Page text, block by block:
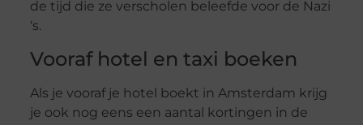
de tijd die ze verscholen beleefde voor de Nazi
‘s.
Vooraf hotel en taxi boeken
Als je vooraf je hotel boekt in Amsterdam krijg
je ook nog eens een aantal kortingen in de